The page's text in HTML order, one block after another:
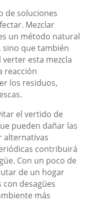
de soluciones
Mezclar
un método natural
sino que también
esta mezcla
reacción
los residuos,
el vertido de
pueden dañar las
alternativas
contribuirá
Con un poco de
de un hogar
desagües
más